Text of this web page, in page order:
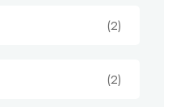
(2)
(2)